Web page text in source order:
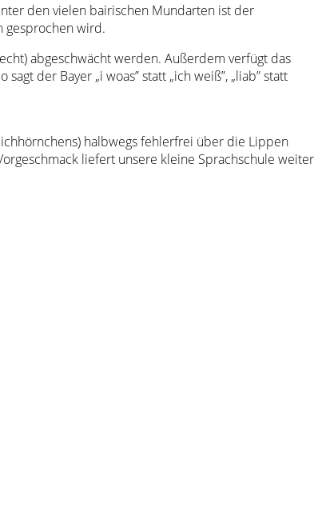
den vielen bairischen Mundarten ist der
gesprochen wird.
abgeschwächt werden. Außerdem verfügt das
der Bayer „i woas” statt „ich weiß”, „liab” statt
halbwegs fehlerfrei über die Lippen
liefert unsere kleine Sprachschule weiter